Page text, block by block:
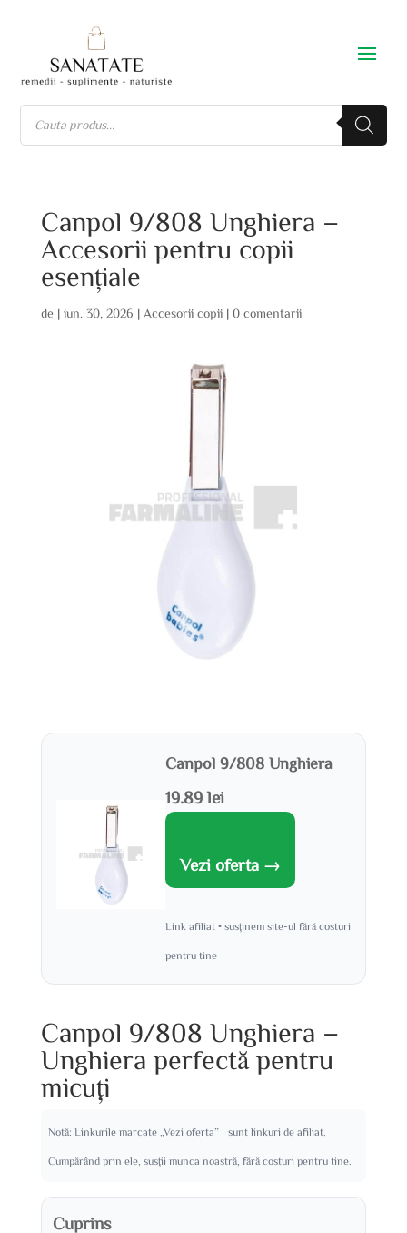
Canpol 9/808 Unghiera –
Accesorii pentru copii
esențiale
de | iun. 30, 2026 | Accesorii copii| 0 comentarii
Canpol 9/808 Unghiera
19.89 lei
Vezi oferta →
Link afiliat • susținem site-ul fără costuri
pentru tine
Canpol 9/808 Unghiera –
Unghiera perfectă pentru
micuți
Notă: Linkurile marcate „Vezi oferta” sunt linkuri de afiliat.
Cumpărând prin ele, susții munca noastră, fără costuri pentru tine.
Cuprins